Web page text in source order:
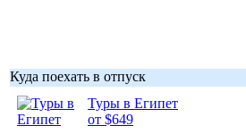
Куда поехать в отпуск
Туры в Египет
от $649